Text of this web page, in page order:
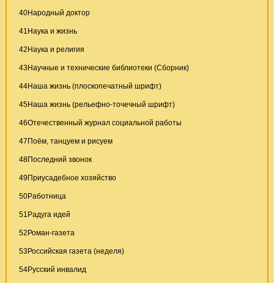
40Народный доктор
41 Наука и жизнь
42 Наука и религия
43Научные и технические библиотеки (Сборник)
44Наша жизнь (плоскопечатный шpифт)
45Наша жизнь (рельефно-точечный шрифт)
46Отечественный журнал социальной работы
47 Поём, танцуем и рисуем
48Последний звонок
49Приусадебное хозяйство
50Работница
51 Радуга идей
52 Роман-газета
53Российская газета (неделя)
54Русский инвалид